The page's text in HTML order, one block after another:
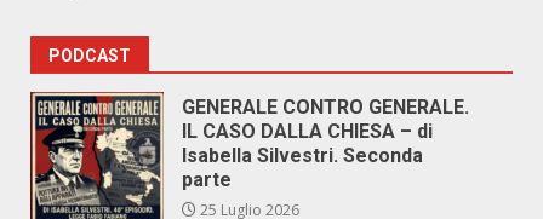
PODCAST
GENERALE CONTRO GENERALE.
IL CASO DALLA CHIESA – di
Isabella Silvestri. Seconda
parte
25 Luglio 2026